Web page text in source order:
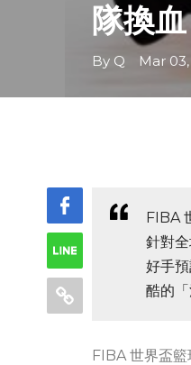
隊換
By Q Mar 03,
FIBA
針對
好手
酷的「
FIBA 世界盃